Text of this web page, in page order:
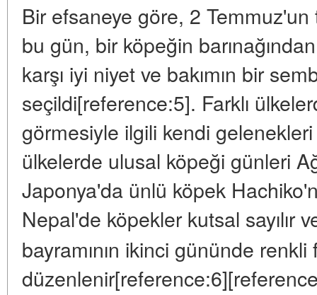
Bir efsaneye göre, 2 Temmuz'un
bu gün, bir köpeğin
karşı iyi niyet ve bakımın bir
seçildi[reference:5]. Farklı
görmesiyle ilgili kendi
ülkelerde ulusal köpeği günleri
Japonya'da ünlü köpek
Nepal'de köpekler kutsal sayılır
bayramının ikinci gününde renkli